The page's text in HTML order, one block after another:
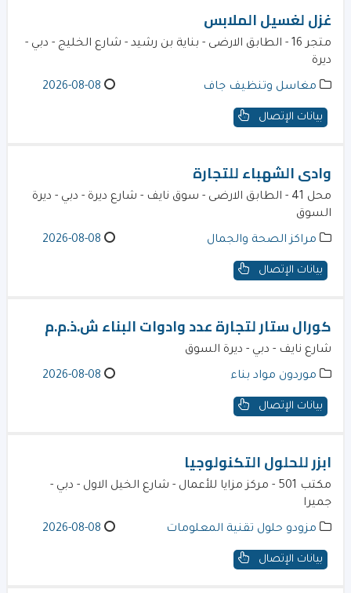
غزل لغسيل الملابس
متجر 16 - الطابق الارضى - بناية بن رشيد - شارع الخليج - دبي -
ديرة
مغاسل وتنظيف جاف 2026-08-08
بيانات الإتصال
وادى الشهباء للتجارة
محل 41 - الطابق الارضى - سوق نايف - شارع ديرة - دبي - ديرة
السوق
مراكز الصحة والجمال 2026-08-08
بيانات الإتصال
كورال ستار لتجارة عدد وادوات البناء ش.ذ.م.م
شارع نايف - دبي - ديرة السوق
موردون مواد بناء 2026-08-08
بيانات الإتصال
ابزر للحلول التكنولوجيا
مكتب 501 - مركز مزايا للأعمال - شارع الخيل الاول - دبي -
جميرا
مزودو حلول تقنية المعلومات 2026-08-08
بيانات الإتصال